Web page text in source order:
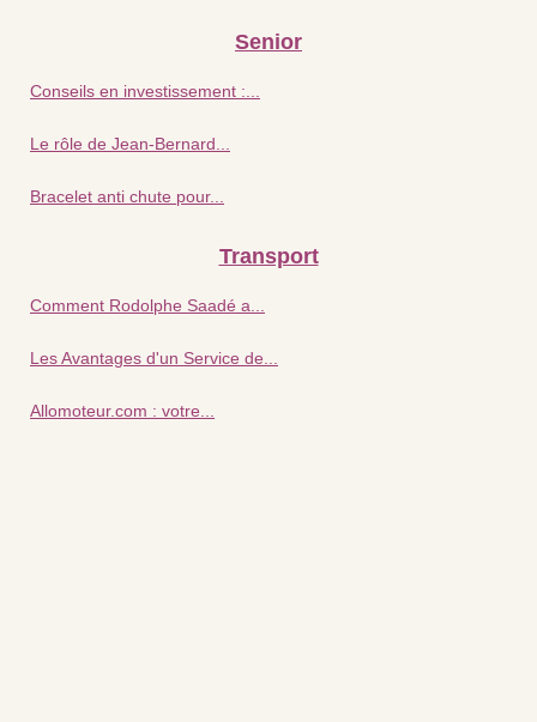
Senior
Conseils en investissement :...
Le rôle de Jean-Bernard...
Bracelet anti chute pour...
Transport
Comment Rodolphe Saadé a...
Les Avantages d'un Service de...
Allomoteur.com : votre...